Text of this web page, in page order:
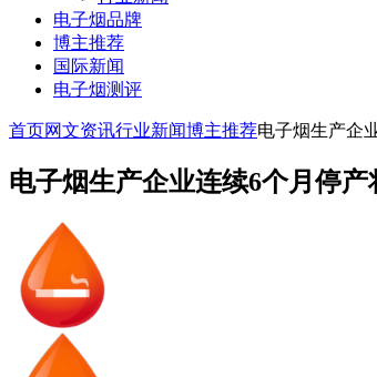
电子烟品牌
博主推荐
国际新闻
电子烟测评
首页网文资讯行业新闻博主推荐电子烟生产企
电子烟生产企业连续6个月停